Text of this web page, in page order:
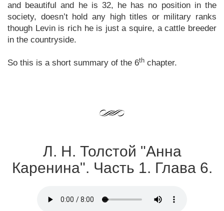
and beautiful and he is 32, he has no position in the
society, doesn’t hold any high titles or military ranks
though Levin is rich he is just a squire, a cattle breeder
in the countryside.
So this is a short summary of the 6th chapter.
Л. Н. Толстой "Анна
Каренина". Часть 1. Глава 6.